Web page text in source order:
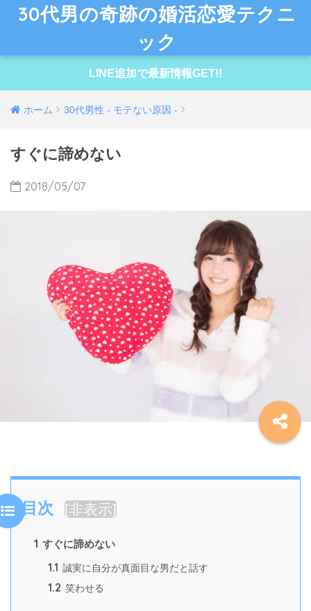
30代男の奇跡の婚活恋愛テクニ
ック
LINE追加で最新情報GET!!
ホーム 30代男性 - モテない原因 -
すぐに諦めない
2018/05/07
目次 [非表示]
1 すぐに諦めない
1.1 誠実に自分が真面目な男だと話す
1.2 笑わせる